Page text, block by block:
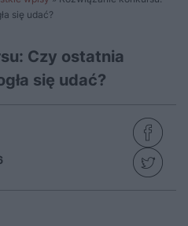
się udać?
Czy ostatnia
się udać?